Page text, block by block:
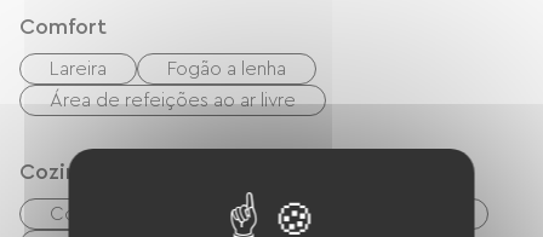
Comfort
Lareira
Fogão a lenha
Área de refeições ao ar livre
Cozinha
Cozinha Refrigerador